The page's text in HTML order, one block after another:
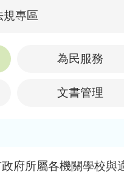
規專區
為民服務
文書管理
府所屬各機關學校與